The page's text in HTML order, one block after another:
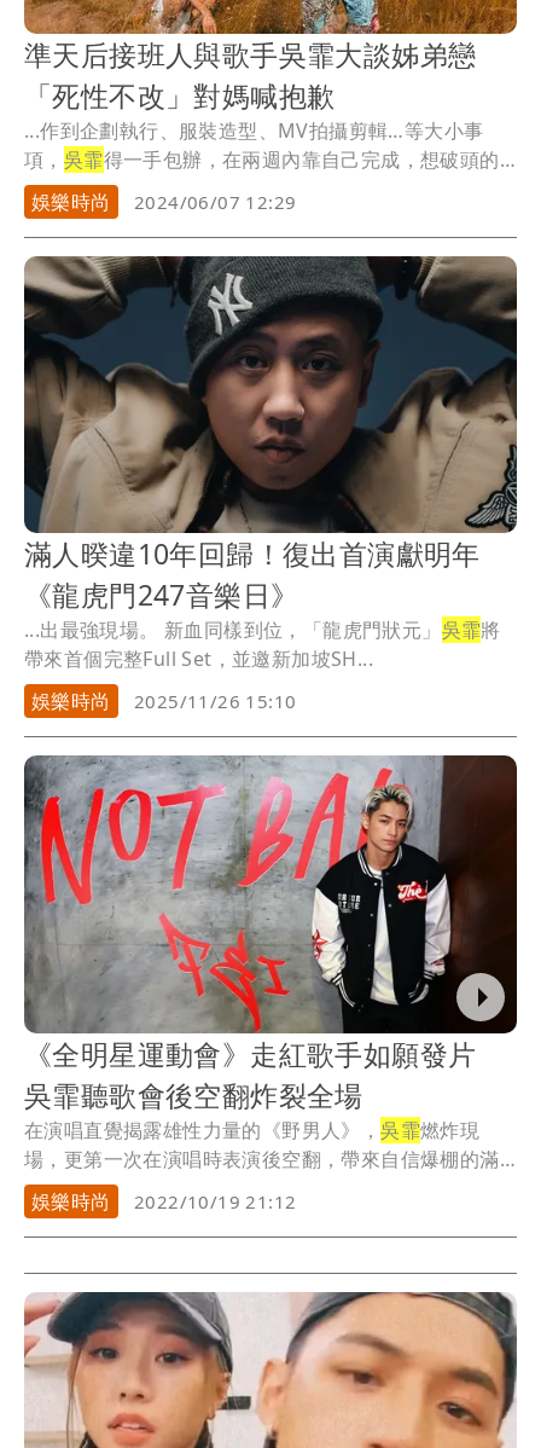
準天后接班人與歌手吳霏大談姊弟戀
「死性不改」對媽喊抱歉
...作到企劃執行、服裝造型、MV拍攝剪輯…等大小事
項， 吳霏得一手包辦，在兩週內靠自己完成，想破頭的
他決定...
娛樂時尚 2024/06/07 12:29
滿人暌違10年回歸！復出首演獻明年
《龍虎門247音樂日》
...出最強現場。 新血同樣到位，「龍虎門狀元」 吳霏將
帶來首個完整Full Set，並邀新加坡SH...
娛樂時尚
2025/11/26 15:10
《全明星運動會》走紅歌手如願發片
吳霏聽歌會後空翻炸裂全場
在演唱直覺揭露雄性力量的《野男人》，吳霏燃炸現
場，更第一次在演唱時表演後空翻，帶來自信爆棚的滿
分演出...
娛樂時尚 2022/10/19 21:12